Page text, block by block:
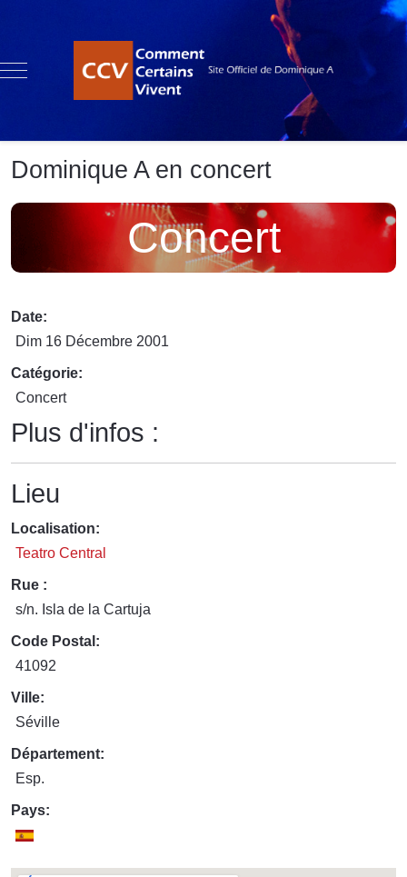
Mobile Menu Toggle
Dominique A en concert
Concert
Date:
Dim 16 Décembre 2001
Catégorie:
Concert
Plus d'infos :
Lieu
Localisation:
Teatro Central
Rue :
s/n. Isla de la Cartuja
Code Postal:
41092
Ville:
Séville
Département:
Esp.
Pays: